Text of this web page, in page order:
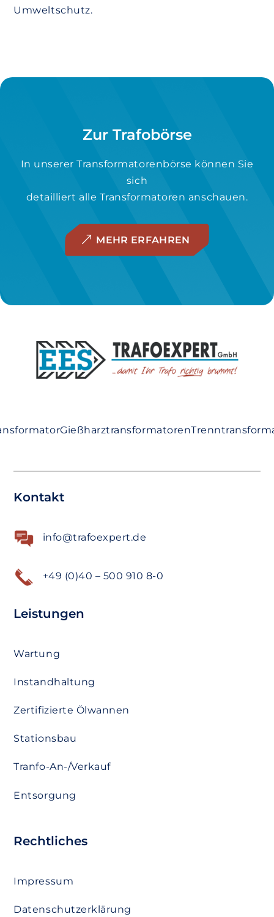
Umweltschutz.
Zur Trafobörse
In unserer Transformatorenbörse können Sie
sich
detailliert alle Transformatoren anschauen.
MEHR ERFAHREN
Gießharztransformatoren
Kontakt
info@trafoexpert.de
+49 (0)40 – 500 910 8-0
Leistungen
Wartung
Instandhaltung
Zertifizierte Ölwannen
Stationsbau
Tranfo-An-/Verkauf
Entsorgung
Rechtliches
Impressum
Datenschutzerklärung